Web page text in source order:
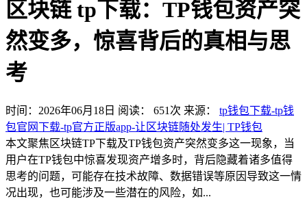
区块链 tp下载：TP钱包资产突
然变多，惊喜背后的真相与思
考
时间：2026年06月18日 阅读： 651 次 来源： tp钱包下载-tp钱
包官网下载-tp官方正版app-让区块链随处发生| TP钱包
本文聚焦区块链TP下载及TP钱包资产突然变多这一现象，当
用户在TP钱包中惊喜发现资产增多时，背后隐藏着诸多值得
思考的问题，可能存在技术故障、数据错误等原因导致这一情
况出现，也可能涉及一些潜在的风险，如...